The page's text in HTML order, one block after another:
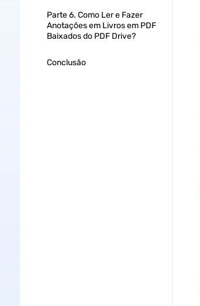
Parte 6. Como Ler e Fazer
Anotações em Livros em PDF
Baixados do PDF Drive?
Conclusão